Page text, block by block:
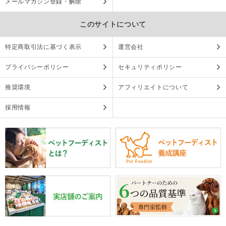
メールマガジン登録・解除
このサイトについて
特定商取引法に基づく表示 運営会社
プライバシーポリシー セキュリティポリシー
推奨環境 アフィリエイトについて
採用情報